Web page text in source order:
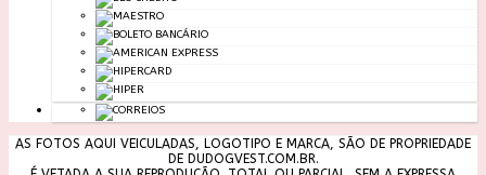
AS FOTOS AQUI VEICULADAS, LOGOTIPO E MARCA, SÃO DE PROPRIEDADE
DE DUDOGVEST.COM.BR.